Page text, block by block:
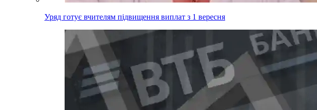
Уряд готує вчителям підвищення виплат з 1 вересня